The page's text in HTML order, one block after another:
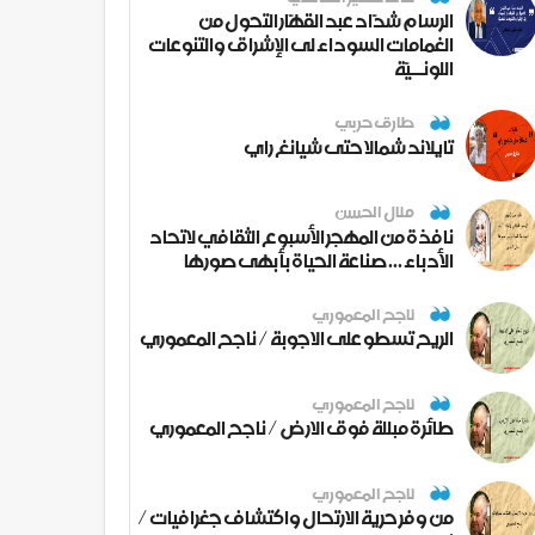
الرسام شدّاد عبد القهّار التحول من
الغمامات السوداء لى الإشراق والتنوعات
اللونــيّة
طارق حربي
تايلاند شمالا حتى شيانغ راي
منال الحسن
نافذة من المهجر الأسبوع الثقافي لاتحاد
الأدباء ... صناعة الحياة بأبهى صورها
ناجح المعموري
الريح تسطو على الاجوبة / ناجح المعموري
ناجح المعموري
طائرة مبللة فوق الارض / ناجح المعموري
ناجح المعموري
من وفر حرية الارتحال واكتشاف جغرافيات /